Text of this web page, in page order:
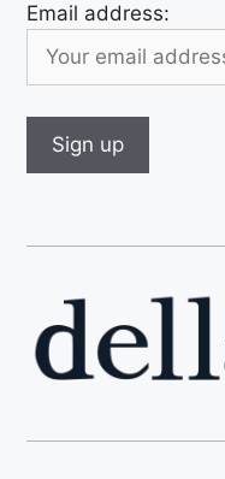
Email address: